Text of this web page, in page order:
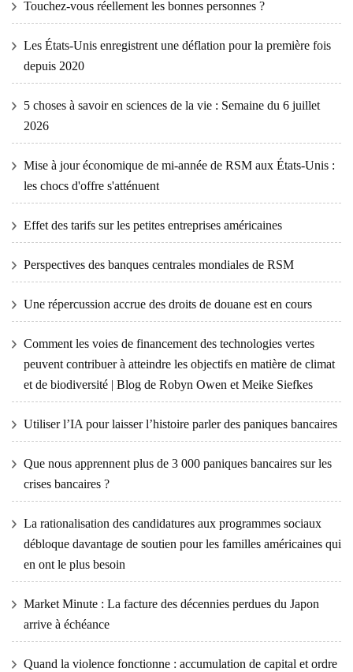
Touchez-vous réellement les bonnes personnes ?
Les États-Unis enregistrent une déflation pour la première fois
depuis 2020
5 choses à savoir en sciences de la vie : Semaine du 6 juillet
2026
Mise à jour économique de mi-année de RSM aux États-Unis :
les chocs d'offre s'atténuent
Effet des tarifs sur les petites entreprises américaines
Perspectives des banques centrales mondiales de RSM
Une répercussion accrue des droits de douane est en cours
Comment les voies de financement des technologies vertes
peuvent contribuer à atteindre les objectifs en matière de climat
et de biodiversité | Blog de Robyn Owen et Meike Siefkes
Utiliser l’IA pour laisser l’histoire parler des paniques bancaires
Que nous apprennent plus de 3 000 paniques bancaires sur les
crises bancaires ?
La rationalisation des candidatures aux programmes sociaux
débloque davantage de soutien pour les familles américaines qui
en ont le plus besoin
Market Minute : La facture des décennies perdues du Japon
arrive à échéance
Quand la violence fonctionne : accumulation de capital et ordre